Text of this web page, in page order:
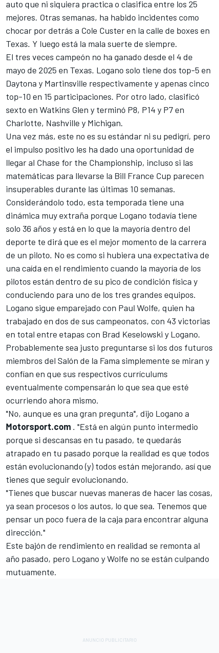
auto que ni siquiera practica o clasifica entre los 25
mejores. Otras semanas, ha habido incidentes como
chocar por detrás a Cole Custeren la calle de boxes en
Texas. Y luego está la mala suerte de siempre.
El tres veces campeón no ha ganado desde el 4 de
mayo de 2025 en Texas. Logano solo tiene dos top-5 en
Daytona y Martinsville respectivamente y apenas cinco
top-10 en 15 participaciones. Por otro lado, clasificó
sexto en Watkins Glen y terminó P8, P14 y P7 en
Charlotte, Nashville y Michigan.
Una vez más, este no es su estándar ni su pedigrí, pero
el impulso positivo les ha dado una oportunidad de
llegar al Chase for the Championship, incluso si las
matemáticas para llevarse la Bill France Cup parecen
insuperables durante las últimas 10 semanas.
Considerándolo todo, esta temporada tiene una
dinámica muy extraña porque Logano todavía tiene
solo 36 años y está en lo que la mayoría dentro del
deporte te dirá que es el mejor momento de la carrera
de un piloto. No es como si hubiera una expectativa de
una caída en el rendimiento cuando la mayoría de los
pilotos están dentro de su pico de condición física y
conduciendo para uno de los tres grandes equipos.
Logano sigue emparejado con Paul Wolfe, quien ha
trabajado en dos de sus campeonatos, con 43 victorias
en total entre etapas con Brad Keselowski y Logano.
Probablemente sea justo preguntarse si los dos futuros
miembros del Salón de la Fama simplemente se miran y
confían en que sus respectivos currículums
eventualmente compensarán lo que sea que esté
ocurriendo ahora mismo.
"No, aunque es una gran pregunta", dijo Logano a
Motorsport.com . "Está en algún punto intermedio
porque si descansas en tu pasado, te quedarás
atrapado en tu pasado porque la realidad es que todos
están evolucionando (y) todos están mejorando, así que
tienes que seguir evolucionando.
"Tienes que buscar nuevas maneras de hacer las cosas,
ya sean procesos o los autos, lo que sea. Tenemos que
pensar un poco fuera de la caja para encontrar alguna
dirección."
Este bajón de rendimiento en realidad se remonta al
año pasado, pero Logano y Wolfe no se están culpando
mutuamente.